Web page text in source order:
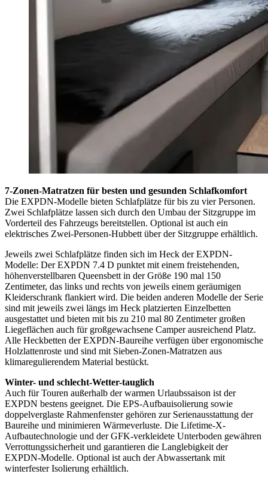
7-Zonen-Matratzen für besten und gesunden Schlafkomfort
Die EXPDN-Modelle bieten Schlafplätze für bis zu vier Personen.
Zwei Schlafplätze lassen sich durch den Umbau der Sitzgruppe im
Vorderteil des Fahrzeugs bereitstellen. Optional ist auch ein
elektrisches Zwei-Personen-Hubbett über der Sitzgruppe erhältlich.
Jeweils zwei Schlafplätze finden sich im Heck der EXPDN-
Modelle: Der EXPDN 7.4 D punktet mit einem freistehenden,
höhenverstellbaren Queensbett in der Größe 190 mal 150
Zentimeter, das links und rechts von jeweils einem geräumigen
Kleiderschrank flankiert wird. Die beiden anderen Modelle der Serie
sind mit jeweils zwei längs im Heck platzierten Einzelbetten
ausgestattet und bieten mit bis zu 210 mal 80 Zentimeter großen
Liegeflächen auch für großgewachsene Camper ausreichend Platz.
Alle Heckbetten der EXPDN-Baureihe verfügen über ergonomische
Holzlattenroste und sind mit Sieben-Zonen-Matratzen aus
klimaregulierendem Material bestückt.
Winter- und schlecht-Wetter-tauglich
Auch für Touren außerhalb der warmen Urlaubssaison ist der
EXPDN bestens geeignet. Die EPS-Aufbauisolierung sowie
doppelverglaste Rahmenfenster gehören zur Serienausstattung der
Baureihe und minimieren Wärmeverluste. Die Lifetime-X-
Aufbautechnologie und der GFK-verkleidete Unterboden gewähren
Verrottungssicherheit und garantieren die Langlebigkeit der
EXPDN-Modelle. Optional ist auch der Abwassertank mit
winterfester Isolierung erhältlich.